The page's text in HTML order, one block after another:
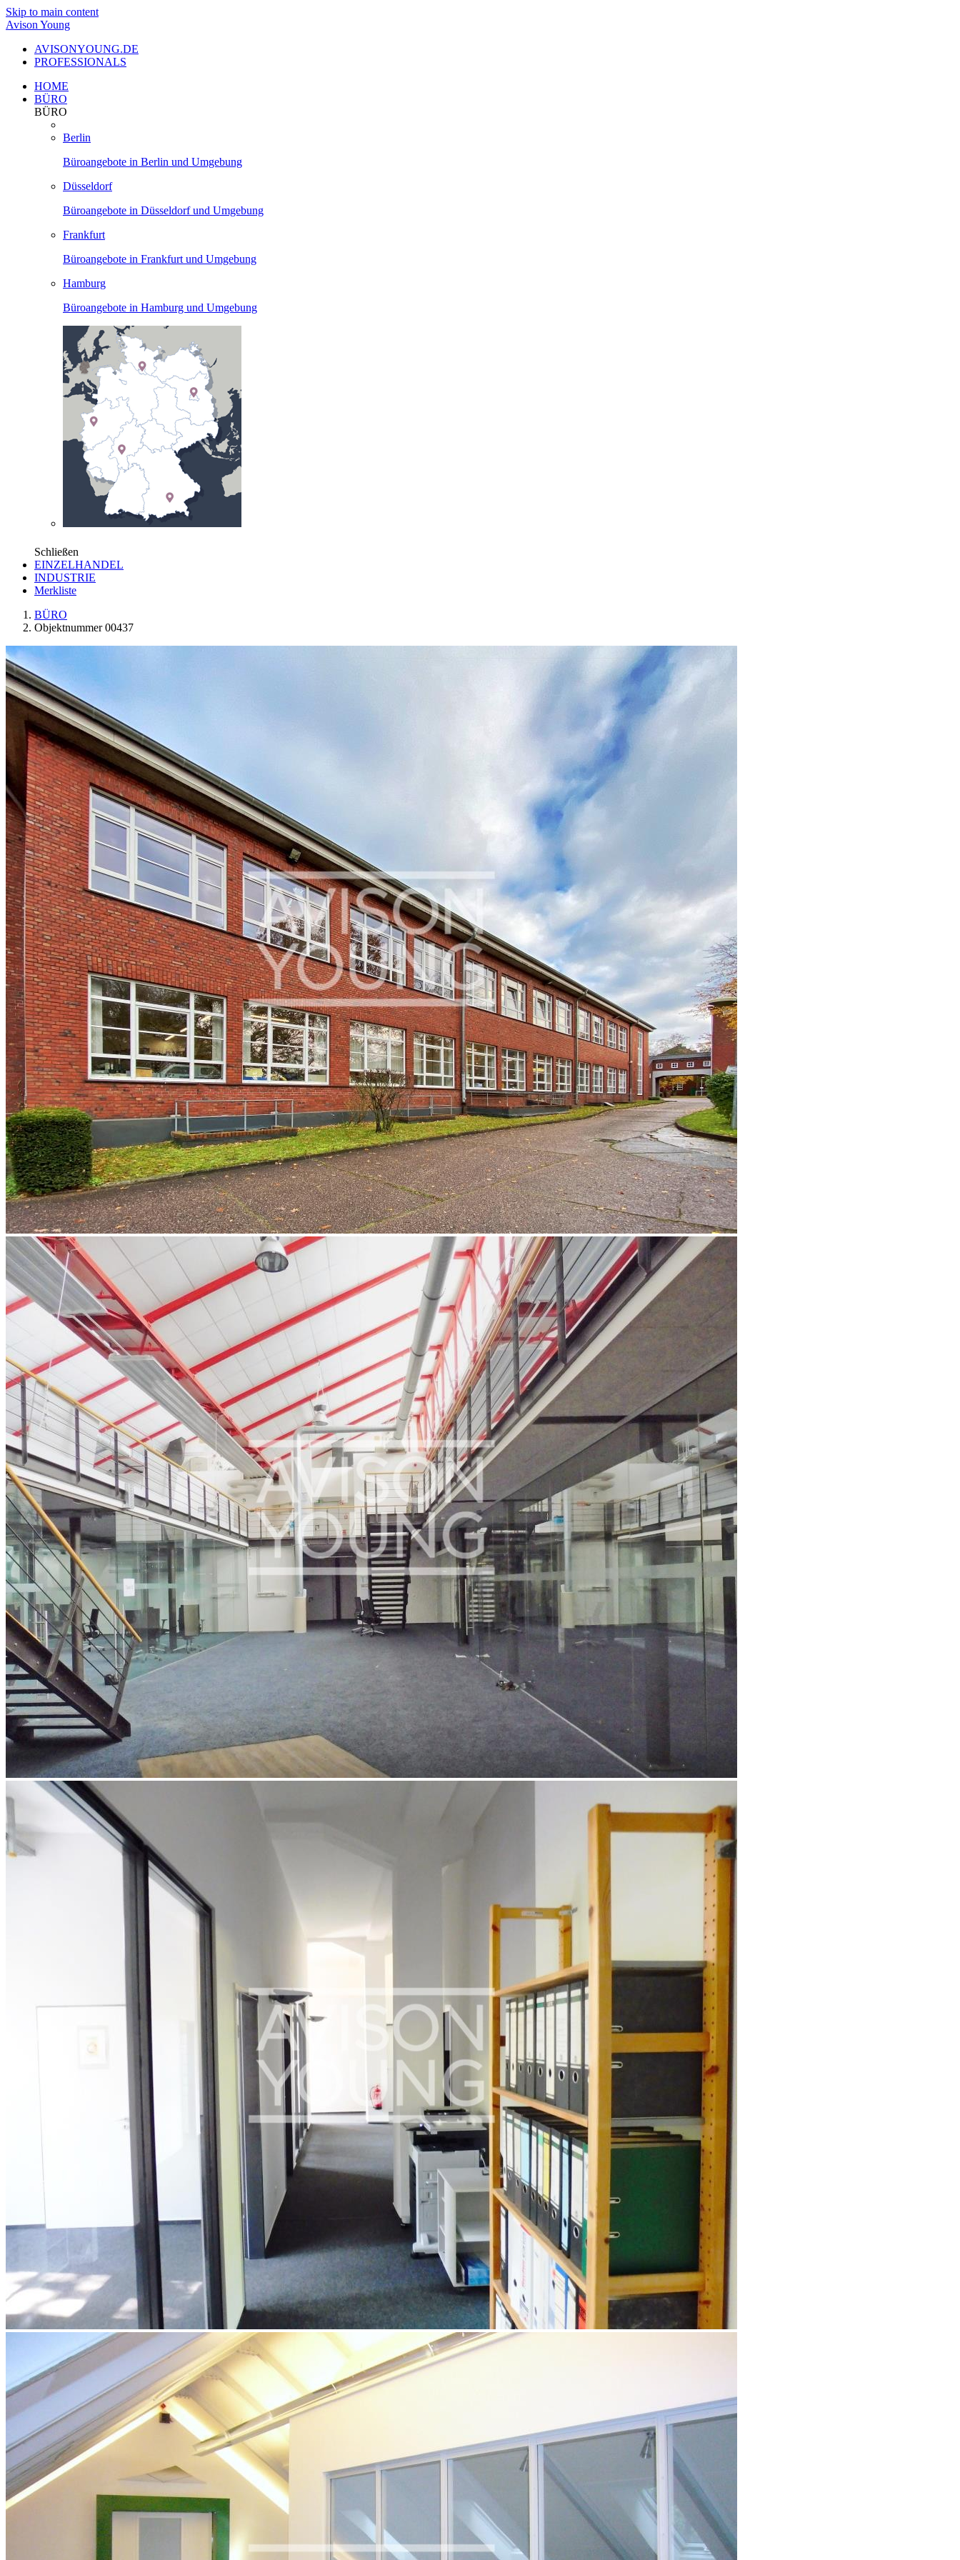
Skip to main content
Avison Young
AVISONYOUNG.DE
PROFESSIONALS
HOME
BÜRO
BÜRO
Berlin
Büroangebote in Berlin und Umgebung
Düsseldorf
Büroangebote in Düsseldorf und Umgebung
Frankfurt
Büroangebote in Frankfurt und Umgebung
Hamburg
Büroangebote in Hamburg und Umgebung
Schließen
EINZELHANDEL
INDUSTRIE
Merkliste
BÜRO
Objektnummer 00437